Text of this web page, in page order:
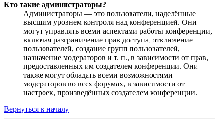
Кто такие администраторы?
Администраторы — это пользователи, наделённые
высшим уровнем контроля над конференцией. Они
могут управлять всеми аспектами работы конференции,
включая разграничение прав доступа, отключение
пользователей, создание групп пользователей,
назначение модераторов и т. п., в зависимости от прав,
предоставленных им создателем конференции. Они
также могут обладать всеми возможностями
модераторов во всех форумах, в зависимости от
настроек, произведённых создателем конференции.
Вернуться к началу